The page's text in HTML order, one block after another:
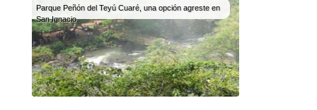
Parque Peñón del Teyú Cuaré, una opción agreste en
San Ignacio